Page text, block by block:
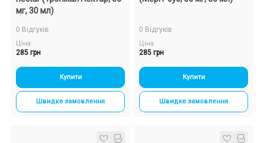
мг, 30 мл)
0 Відгуків
Ціна:
285 грн
Купити
Швидке замовлення
0 Відгуків
Ціна:
285 грн
Купити
Швидке замовлення